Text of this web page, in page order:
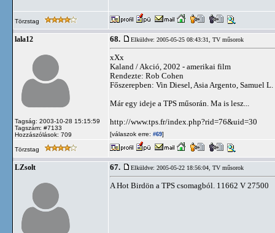
Törzstag
lala12
Tagság: 2003-10-28 15:15:59
Tagszám: #7133
Hozzászólások: 709
68. Elküldve: 2005-05-25 08:43:31, TV műsorok
xXx
Kaland / Akció, 2002 - amerikai film
Rendezte: Rob Cohen
Főszerepben: Vin Diesel, Asia Argento, Samuel L.
Már egy ideje a TPS műsorán. Ma is lesz...
http://www.tps.fr/index.php?rid=76&uid=30
[válaszok erre: #69]
Törzstag
LZsolt 67. Elküldve: 2005-05-22 18:56:04, TV műsorok
A Hot Birdön a TPS csomagból. 11662 V 27500